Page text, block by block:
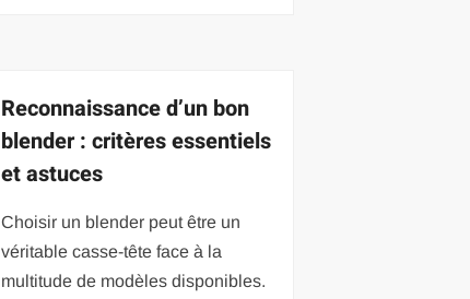
Reconnaissance d’un bon
blender : critères essentiels
et astuces
Choisir un blender peut être un
véritable casse-tête face à la
multitude de modèles disponibles.